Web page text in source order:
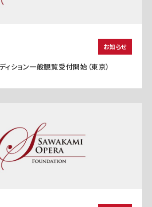
お知らせ
ィション一般観覧受付開始（東京）